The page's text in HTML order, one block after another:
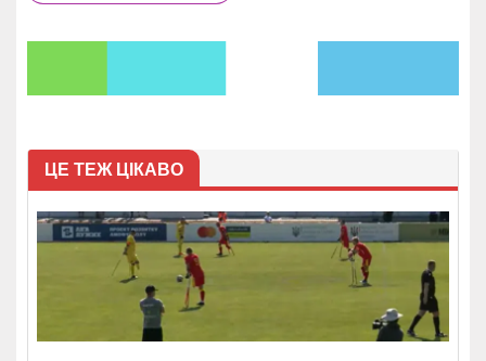
ЦЕ ТЕЖ ЦІКАВО